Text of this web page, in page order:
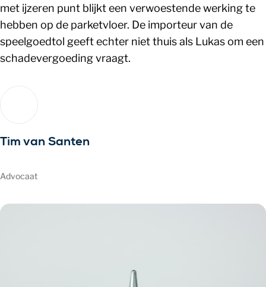
met ijzeren punt blijkt een verwoestende werking te
hebben op de parketvloer. De importeur van de
speelgoedtol geeft echter niet thuis als Lukas om een
schadevergoeding vraagt.
Tim van Santen
Advocaat